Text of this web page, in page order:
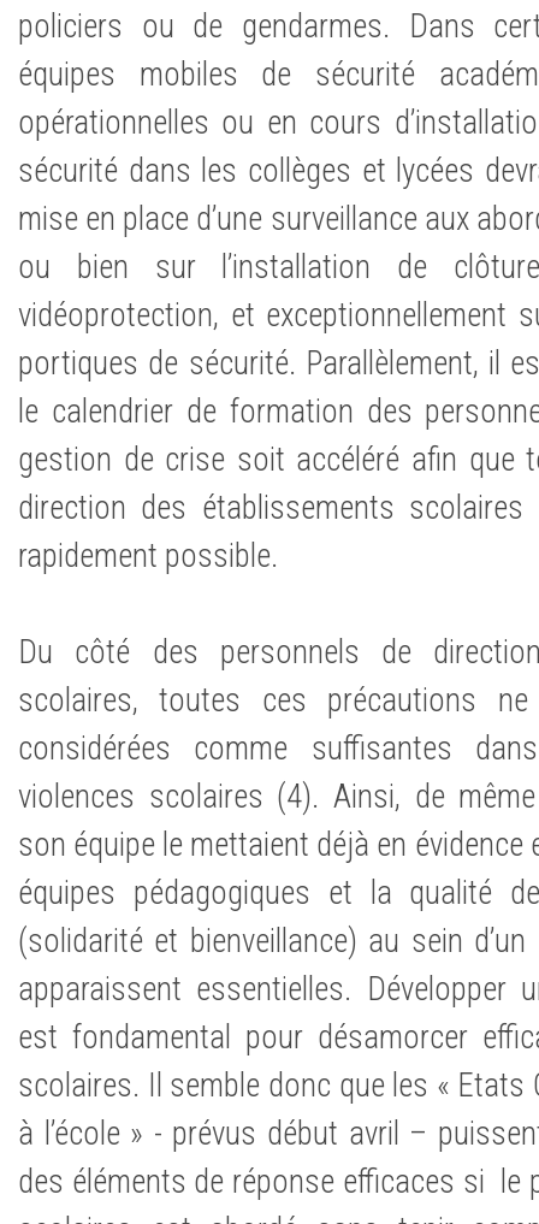
policiers ou de gendarmes. Dans
équipes mobiles de sécurité
opérationnelles ou en cours
sécurité dans les collèges et lycées
mise en place d’une surveillance aux
ou bien sur l’installation de
vidéoprotection, et exceptionnellement
portiques de sécurité. Parallèlement, il
le calendrier de formation des
gestion de crise soit accéléré afin que
direction des établissements
rapidement possible.
Du côté des personnels de
scolaires, toutes ces précautions
considérées comme suffisantes
violences scolaires (4). Ainsi, de
son équipe le mettaient déjà en évidence
équipes pédagogiques et la qualité
(solidarité et bienveillance) au sein
apparaissent essentielles. Développer
est fondamental pour désamorcer
scolaires. Il semble donc que les « Etats
à l’école » - prévus début avril –
des éléments de réponse efficaces si le